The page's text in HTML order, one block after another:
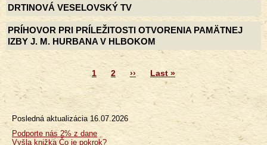
DRTINOVÁ VESELOVSKÝ TV
PRÍHOVOR PRI PRÍLEŽITOSTI OTVORENIA PAMÄTNEJ
IZBY J. M. HURBANA V HLBOKOM
Pagination
Aktuálna
stránka
1 Page
2
Ďalšia
strana
››
Posledná
strana
Last »
Menu
Posledná aktualizácia 16.07.2026
Podporte nás 2% z dane
Vyšla knižka Čo je pokrok?